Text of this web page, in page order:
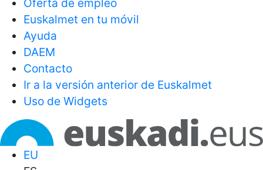
Oferta de empleo
Euskalmet en tu móvil
Ayuda
DAEM
Contacto
Ir a la versión anterior de Euskalmet
Uso de Widgets
EU